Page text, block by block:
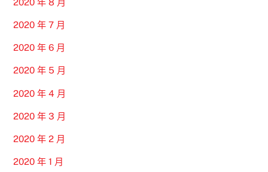
2020 年 7 月
2020 年 6 月
2020 年 5 月
2020 年 4 月
2020 年 3 月
2020 年 2 月
2020 年 1 月